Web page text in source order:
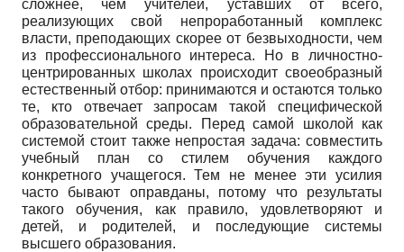
сложнее, чем учителей, уставших от всего,
реализующих свой непроработанный комплекс
власти, преподающих скорее от безвыходности, чем
из профессионального интереса. Но в личностно-
центрированных школах происходит своеобразный
естественный отбор: принимаются и остаются только
те, кто отвечает запросам такой специфической
образовательной среды. Перед самой школой как
системой стоит также непростая задача: совместить
учебный план со стилем обучения каждого
конкретного учащегося. Тем не менее эти усилия
часто бывают оправданы, потому что результаты
такого обучения, как правило, удовлетворяют и
детей, и родителей, и последующие системы
высшего образования.